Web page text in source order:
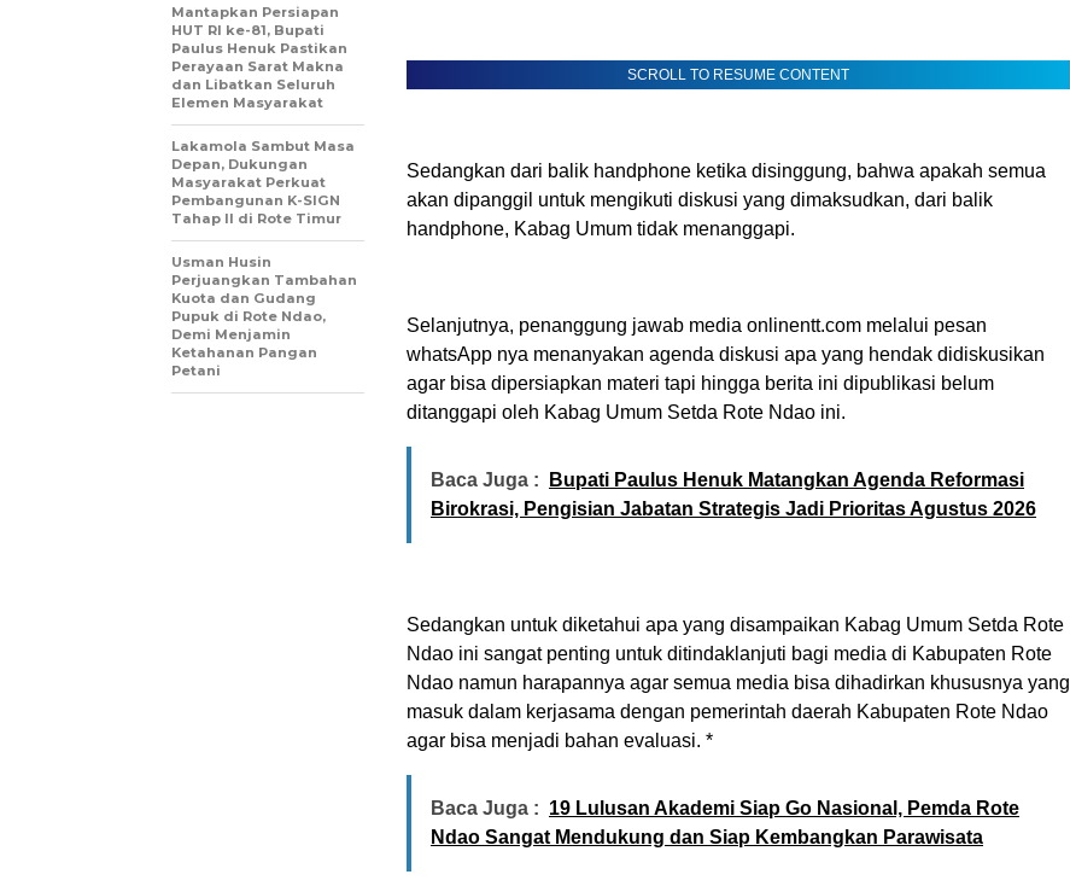
SCROLL TO RESUME CONTENT
Sedangkan dari balik handphone ketika disinggung, bahwa apakah semua
akan dipanggil untuk mengikuti diskusi yang dimaksudkan, dari balik
handphone, Kabag Umum tidak menanggapi.
Selanjutnya, penanggung jawab media onlinentt.com melalui pesan
whatsApp nya menanyakan agenda diskusi apa yang hendak didiskusikan
agar bisa dipersiapkan materi tapi hingga berita ini dipublikasi belum
ditanggapi oleh Kabag Umum Setda Rote Ndao ini.
Baca Juga :
Bupati Paulus Henuk Matangkan Agenda Reformasi
Birokrasi, Pengisian Jabatan Strategis Jadi Prioritas Agustus 2026
Sedangkan untuk diketahui apa yang disampaikan Kabag Umum Setda Rote
Ndao ini sangat penting untuk ditindaklanjuti bagi media di Kabupaten Rote
Ndao namun harapannya agar semua media bisa dihadirkan khususnya yang
masuk dalam kerjasama dengan pemerintah daerah Kabupaten Rote Ndao
agar bisa menjadi bahan evaluasi. *
Baca Juga : 19 Lulusan Akademi Siap Go Nasional, Pemda Rote
Ndao Sangat Mendukung dan Siap Kembangkan Parawisata
Mantapkan Persiapan
HUT RI ke-81, Bupati
Paulus Henuk Pastikan
Perayaan Sarat Makna
dan Libatkan Seluruh
Elemen Masyarakat
Lakamola Sambut Masa
Depan, Dukungan
Masyarakat Perkuat
Pembangunan K-SIGN
Tahap II di Rote Timur
Usman Husin
Perjuangkan Tambahan
Kuota dan Gudang
Pupuk di Rote Ndao,
Demi Menjamin
Ketahanan Pangan
Petani